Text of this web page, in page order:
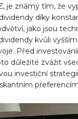
je známý tím, že
díky
jako jsou
kvůli
Před
důležité zvážit
investiční